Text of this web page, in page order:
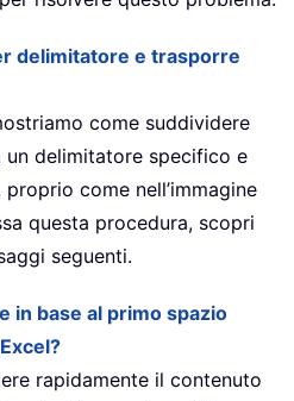
delimitatore e trasporre
come suddividere
un delimitatore specifico e
come nell’immagine
questa procedura, scopri
seguenti.
in base al primo spazio
rapidamente il contenuto